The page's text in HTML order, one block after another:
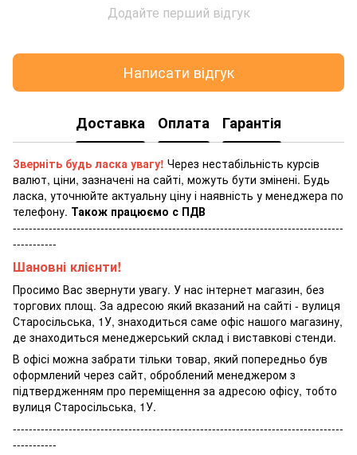
Додайте перший відгук
Написати відгук
Доставка Оплата Гарантія
Зверніть будь ласка увагу! Через нестабільність курсів
валют, ціни, зазначені на сайті, можуть бути змінені. Будь
ласка, уточнюйте актуальну ціну і наявність у менеджера по
телефону. Також працюємо с ПДВ
-----------------------------------------------------------------------------------
-----------
Шановні клієнти!
Просимо Вас звернути увагу. У нас інтернет магазин, без
торгових площ. За адресою який вказаний на сайті - вулиця
Старосільська, 1У, знаходиться саме офіс нашого магазину,
де знаходиться менеджерський склад і виставкові стенди.
В офісі можна забрати тільки товар, який попередньо був
оформлений через сайт, оброблений менеджером з
підтвердженням про переміщення за адресою офісу, тобто
вулиця Старосільська, 1У.
-----------------------------------------------------------------------------------
-----------